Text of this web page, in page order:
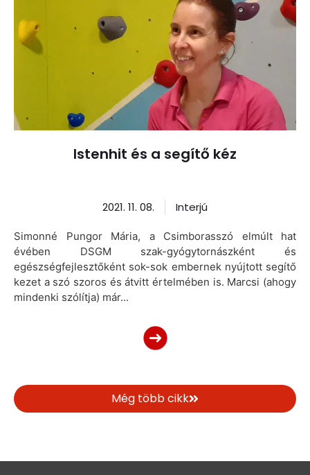
Istenhit és a segítő kéz
2021. 11. 08. Interjú
Simonné Pungor Mária, a Csimborasszó elmúlt hat
évében DSGM szak-gyógytornászként és
egészségfejlesztőként sok-sok embernek nyújtott segítő
kezet a szó szoros és átvitt értelmében is. Marcsi (ahogy
mindenki szólítja) már...
Még több cikk